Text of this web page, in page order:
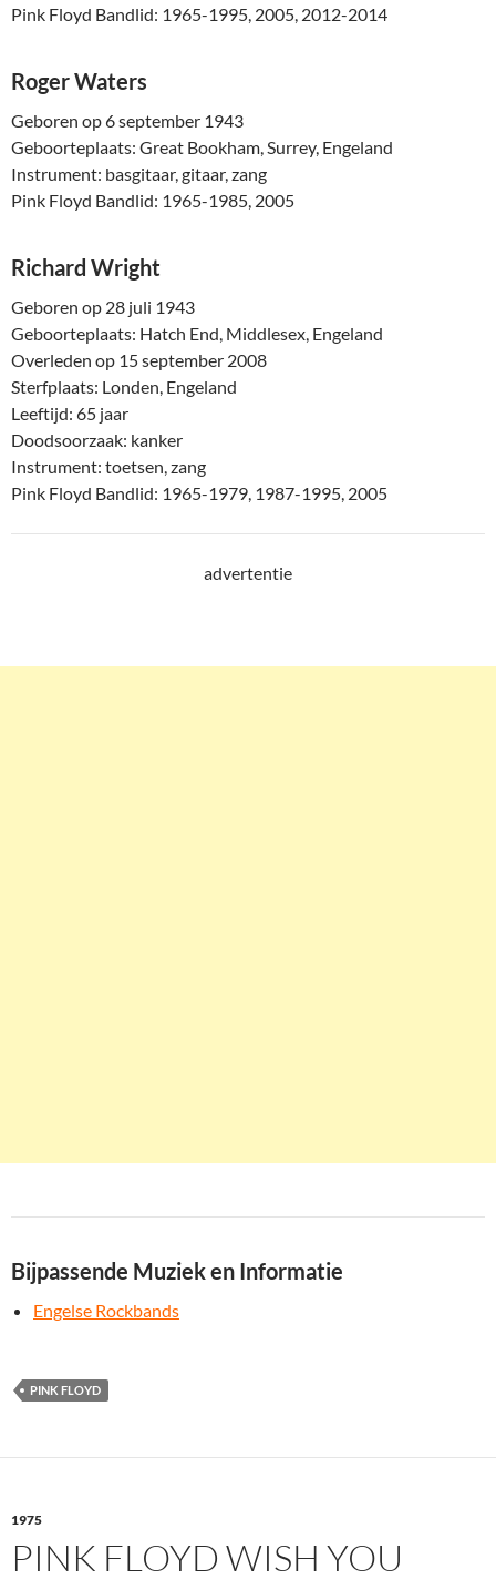
Pink Floyd Bandlid: 1965-1995, 2005, 2012-2014
Roger Waters
Geboren op 6 september 1943
Geboorteplaats: Great Bookham, Surrey, Engeland
Instrument: basgitaar, gitaar, zang
Pink Floyd Bandlid: 1965-1985, 2005
Richard Wright
Geboren op 28 juli 1943
Geboorteplaats: Hatch End, Middlesex, Engeland
Overleden op 15 september 2008
Sterfplaats: Londen, Engeland
Leeftijd: 65 jaar
Doodsoorzaak: kanker
Instrument: toetsen, zang
Pink Floyd Bandlid: 1965-1979, 1987-1995, 2005
advertentie
Bijpassende Muziek en Informatie
Engelse Rockbands
PINK FLOYD
1975
PINK FLOYD WISH YOU